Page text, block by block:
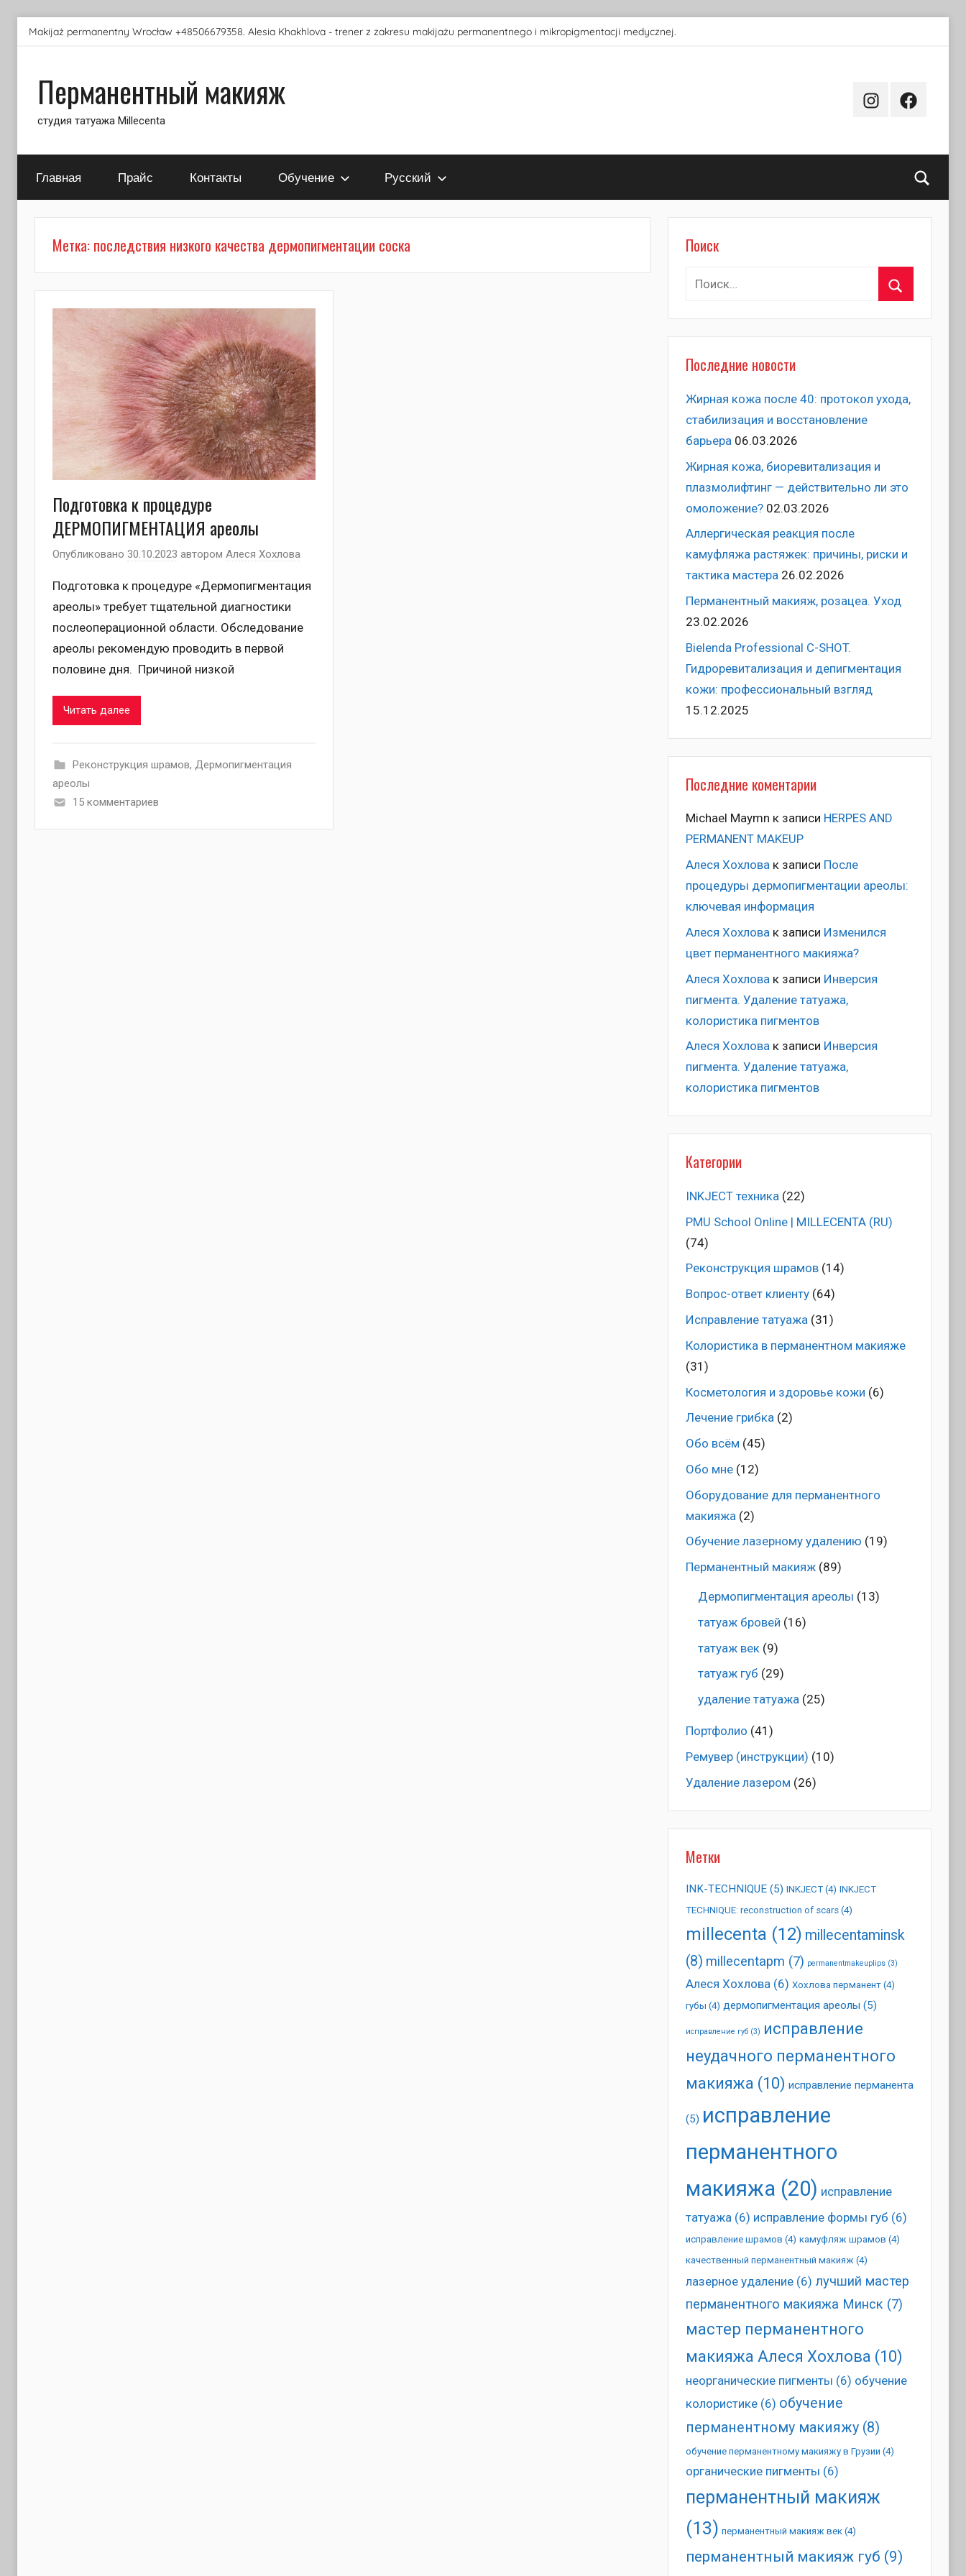
Перейти
Makijaż permanentny Wrocław +48506679358. Alesia Khakhlova - trener z zakresu makijażu permanentnego i mikropigmentacji medycznej.
Перманентный макияж
студия татуажа Millecenta
InstagramFacebook
Главная Прайс Контакты Обучение Русский
Метка: последствия низкого качества дермопигментации соска
Подготовка к процедуре
ДЕРМОПИГМЕНТАЦИЯ ареолы
Опубликовано 30.10.2023 автором Алеся Хохлова
Подготовка к процедуре «Дермопигментация
ареолы» требует тщательной диагностики
послеоперационной области. Обследование
ареолы рекомендую проводить в первой
половине дня. Причиной низкой
Читать далее
Pеконструкция шрамов, Дермопигментация
ареолы
15 комментариев
Поиск
Найти:
Последние новости
Жирная кожа после 40: протокол ухода,
стабилизация и восстановление
барьера 06.03.2026
Жирная кожа, биоревитализация и
плазмолифтинг — действительно ли это
омоложение? 02.03.2026
Аллергическая реакция после
камуфляжа растяжек: причины, риски и
тактика мастера 26.02.2026
Перманентный макияж, розацеа. Уход
23.02.2026
Bielenda Professional C-SHOT.
Гидроревитализация и депигментация
кожи: профессиональный взгляд
15.12.2025
Последние коментарии
Michael Maymn к записи HERPES AND
PERMANENT MAKEUP
Алеся Хохловак записи После
процедуры дермопигментации ареолы:
ключевая информация
Алеся Хохлова к записи Изменился
цвет перманентного макияжа?
Алеся Хохлова к записи Инверсия
пигмента. Удаление татуажа,
колористика пигментов
Алеся Хохловак записи Инверсия
пигмента. Удаление татуажа,
колористика пигментов
Категории
INKJECT техника (22)
PMU School Online | MILLECENTA (RU)
(74)
Pеконструкция шрамов(14)
Вопрос-ответ клиенту(64)
Исправление татуажа (31)
Колористика в перманентном макияже
(31)
Косметология и здоровье кожи (6)
Лечение грибка(2)
Обо всём (45)
Обо мне(12)
Оборудование для перманентного
макияжа (2)
Обучение лазерному удалению (19)
Перманентный макияж(89)
Дермопигментация ареолы (13)
татуаж бровей (16)
татуаж век(9)
татуаж губ (29)
удаление татуажа(25)
Портфолио (41)
Ремувер (инструкции) (10)
Удаление лазером (26)
Метки
INK-TECHNIQUE(5) INKJECT(4) INKJECT
TECHNIQUE: reconstruction of scars(4)
millecenta (12) millecentaminsk
(8) millecentapm (7) permanentmakeuplips(3)
Алеся Хохлова(6) Хохлова перманент(4)
губы (4) дермопигментация ареолы (5)
исправление губ(3) исправление
неудачного перманентного
макияжа (10) исправление перманента
(5) исправление
перманентного
макияжа (20) исправление
татуажа(6) исправление формы губ (6)
исправление шрамов (4) камуфляж шрамов (4)
качественный перманентный макияж (4)
лазерное удаление(6) лучший мастер
перманентного макияжа Минск (7)
мастер перманентного
макияжа Алеся Хохлова (10)
неорганические пигменты (6) обучение
колористике(6) обучение
перманентному макияжу(8)
обучение перманентному макияжу в Грузии (4)
органические пигменты (6)
перманентный макияж
(13) перманентный макияж век(4)
перманентный макияж губ (9)